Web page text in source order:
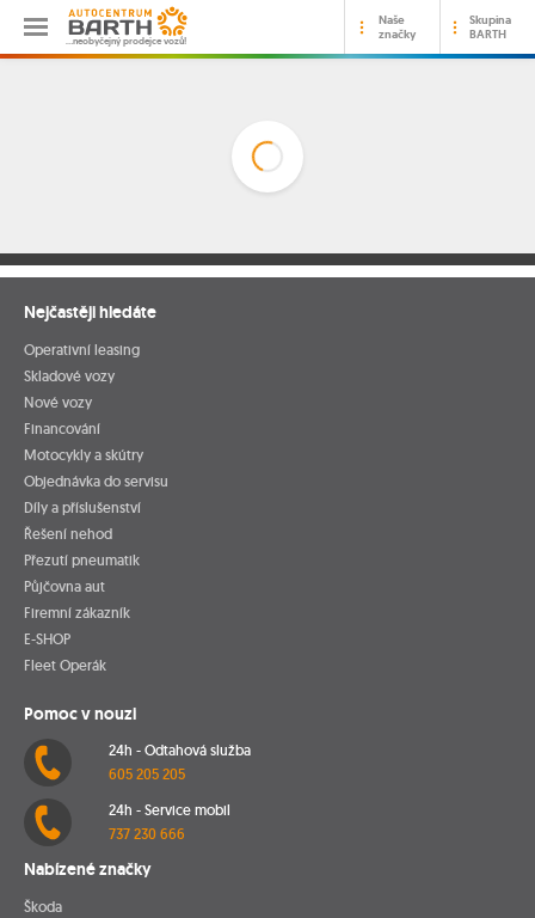
…neobyčejný prodejce vozů!
Naše
značky
Skupina
BARTH
Nejčastěji hledáte
Operativní leasing
Skladové vozy
Nové vozy
Financování
Motocykly a skútry
Objednávka do servisu
Díly a příslušenství
Řešení nehod
Přezutí pneumatik
Půjčovna aut
Firemní zákazník
E-SHOP
Fleet Operák
Pomoc v nouzi
24h - Odtahová služba
605 205 205
24h - Service mobil
737 230 666
Nabízené značky
Škoda